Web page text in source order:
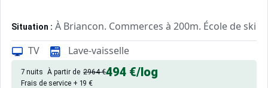
Situation : À Briancon. Commerces à 200m. École de ski
Appartement de particulier :Confortable et tout équipé.
TV Lave-vaisselle
7 nuits À partir de 2964 €494 €/log
Frais de service + 19 €